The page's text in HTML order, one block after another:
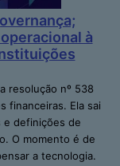
à
resolução nº 538
financeiras. Ela sai
e definições de
O momento é de
a tecnologia.